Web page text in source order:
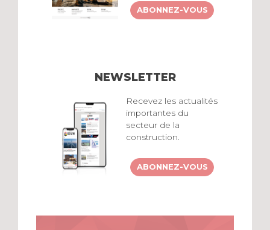
ABONNEZ-VOUS
NEWSLETTER
Recevez les actualités
importantes du
secteur de la
construction.
ABONNEZ-VOUS